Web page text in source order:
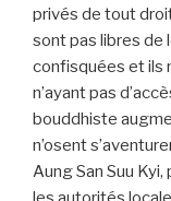
privés de tout
sont pas libres de
confisquées et ils
n’ayant pas
bouddhiste
n’osent
Aung San Suu